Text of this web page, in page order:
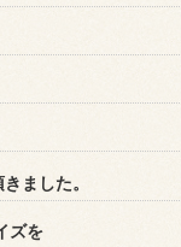
ました。
ズを